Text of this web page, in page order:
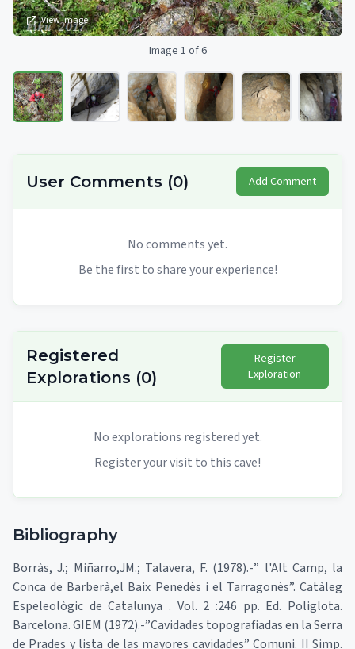
View image
Image 1 of 6
User Comments (0) Add Comment
No comments yet.
Be the first to share your experience!
Registered
Explorations (0)
Register
Exploration
No explorations registered yet.
Register your visit to this cave!
Bibliography
Borràs, J.; Miñarro,JM.; Talavera, F. (1978).-” l'Alt Camp, la
Conca de Barberà,el Baix Penedès i el Tarragonès”. Catàleg
Espeleològic de Catalunya . Vol. 2 :246 pp. Ed. Poliglota.
Barcelona. GIEM (1972).-”Cavidades topografiadas en la Serra
de Prades y lista de las mayores cavidades” Comuni. II Simp.